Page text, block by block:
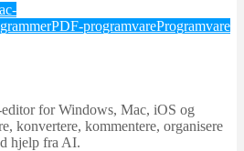
PDF-programvareProgramvare
for Windows, Mac, iOS og
konvertere, kommentere, organisere
hjelp fra AI.